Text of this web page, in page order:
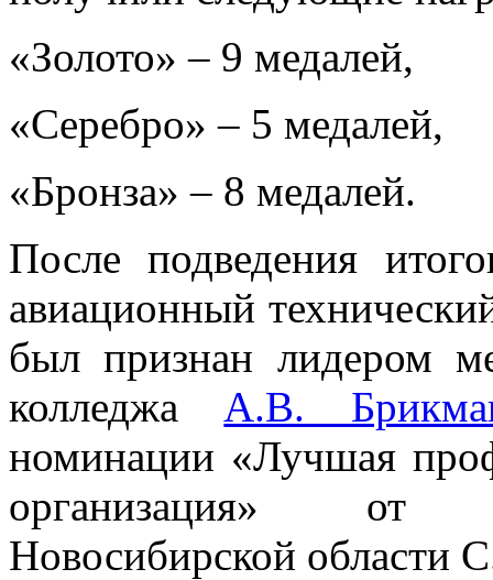
«Золото» – 9 медалей,
«Серебро» – 5 медалей,
«Бронза» – 8 медалей.
После подведения
авиационный
был признан лидером
колледжа А.В.
номинации «Лучшая
организация» от
Новосибирской области